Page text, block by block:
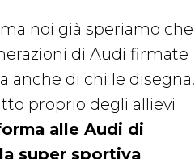
noi già speriamo che
di Audi firmate
anche di chi le disegna.
proprio degli allievi
alle Audi di
super sportiva